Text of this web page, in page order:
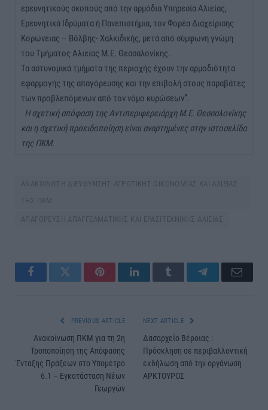
ερευνητικούς σκοπούς από την αρμόδια Υπηρεσία Αλιείας,
Ερευνητικά Ιδρύματα ή Πανεπιστήμια, τον Φορέα Διαχείρισης
Κορώνειας – Βόλβης- Χαλκιδικής, μετά από σύμφωνη γνώμη
του Τμήματος Αλιείας Μ.Ε. Θεσσαλονίκης.
Τα αστυνομικά τμήματα της περιοχής έχουν την αρμοδιότητα
εφαρμογής της απαγόρευσης και την επιβολή στους παραβάτες
των προβλεπόμενων από τον νόμο κυρώσεων”.
Η σχετική απόφαση της Αντιπεριφερειάρχη Μ.Ε. Θεσσαλονίκης
και η σχετική προειδοποίηση είναι αναρτημένες στην ιστοσελίδα
της ΠΚΜ.
ΑΝΑΚΟΙΝΩΣΗ ΔΙΕΥΘΥΝΣΗΣ ΑΓΡΟΤΙΚΗΣ ΟΙΚΟΝΟΜΙΑΣ ΚΑΙ ΑΛΙΕΙΑΣ
ΤΗΣ ΠΚΜ
ΑΠΑΓΟΡΕΥΣΗ ΑΠΑΓΓΕΛΜΑΤΙΚΗΣ ΚΑΙ ΕΡΑΣΙΤΕΧΝΙΚΗΣ ΑΛΙΕΙΑΣ
FacebookTwitter PinterestLinkedInTumblr TelegramEmail
PREVIOUS ARTICLE
Ανακοίνωση ΠΚΜ για τη 2η
Τροποποίηση της Απόφασης
Ένταξης Πράξεων στο Υπομέτρο
6.1 – Εγκατάσταση Νέων
Γεωργών
NEXT ARTICLE
Δασαρχείο Βέροιας :
Πρόσκληση σε περιβαλλοντική
εκδήλωση από την οργάνωση
ΑΡΚΤΟΥΡΟΣ